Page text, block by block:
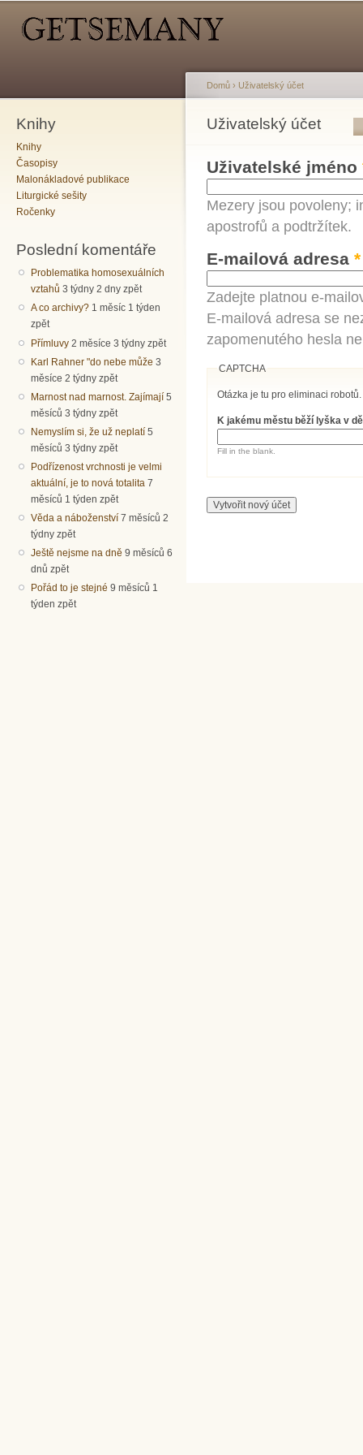
Knihy
Knihy
Časopisy
Malonákladové publikace
Liturgické sešity
Ročenky
Poslední komentáře
Problematika homosexuálních
vztahů 3 týdny 2 dny zpět
A co archivy? 1 měsíc 1 týden
zpět
Přímluvy 2 měsíce 3 týdny zpět
Karl Rahner "do nebe může 3
měsíce 2 týdny zpět
Marnost nad marnost. Zajímají 5
měsíců 3 týdny zpět
Nemyslím si, že už neplatí 5
měsíců 3 týdny zpět
Podřízenost vrchnosti je velmi
aktuální, je to nová totalita 7
měsíců 1 týden zpět
Věda a náboženství 7 měsíců 2
týdny zpět
Ještě nejsme na dně 9 měsíců 6
dnů zpět
Pořád to je stejné 9 měsíců 1
týden zpět
Jste zde
Domů › Uživatelský účet
Uživatelský účet
Hlavní záložky
Uživatelské jméno
Mezery jsou povoleny;
apostrofů a podtržítek.
E-mailová adresa *
Zadejte platnou e-
E-mailová adresa se
zapomenutého hesla
CAPTCHA
Otázka je tu pro eliminaci robotů.
K jakému městu běží lyška v
Fill in the blank.